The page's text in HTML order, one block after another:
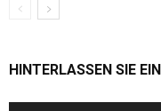
HINTERLASSEN SIE